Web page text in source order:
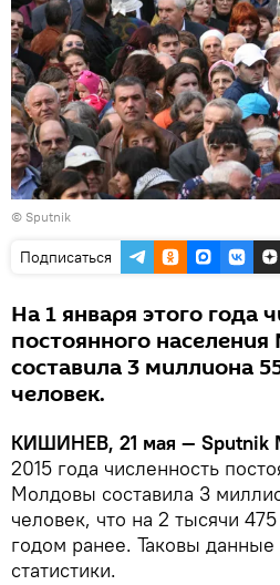
© Sputnik
Подписаться
На 1 января этого года
постоянного
составила 3 миллиона
человек.
КИШИНЕВ, 21 мая — Sputnik
2015 года численность
Молдовы составила 3
человек, что на 2 тысячи
годом ранее. Таковы
статистики.